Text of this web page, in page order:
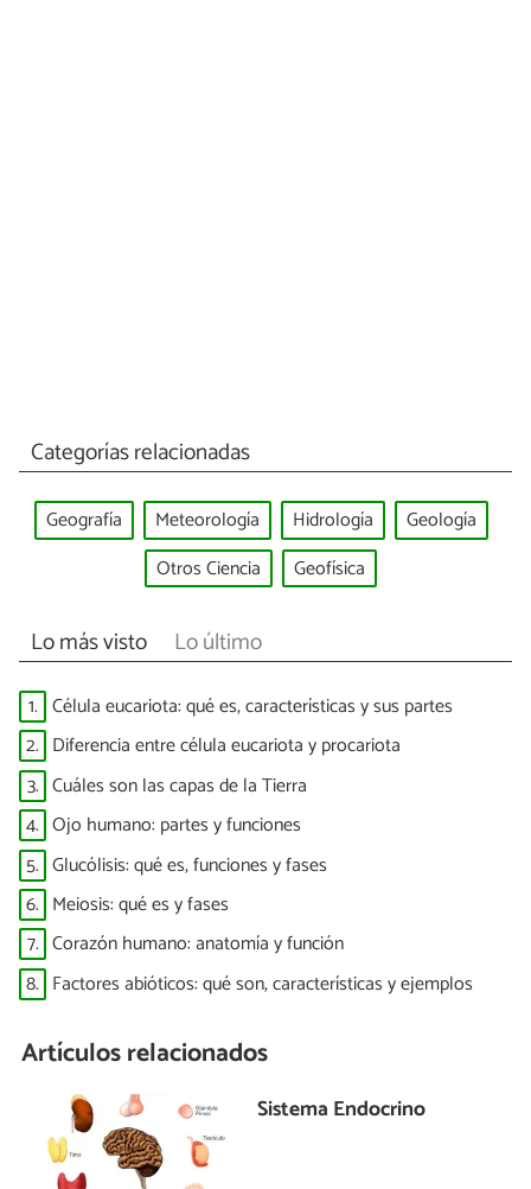
Categorías relacionadas
Geografía Meteorología Hidrología
Geología
Otros Ciencia
Geofísica
Lo más visto Lo último
1. Célula eucariota: qué es, características y sus partes
2. Diferencia entre célula eucariota y procariota
3. Cuáles son las capas de la Tierra
4. Ojo humano: partes y funciones
5. Glucólisis: qué es, funciones y fases
6. Meiosis: qué es y fases
7. Corazón humano: anatomía y función
8. Factores abióticos: qué son, características y ejemplos
Artículos relacionados
Sistema Endocrino